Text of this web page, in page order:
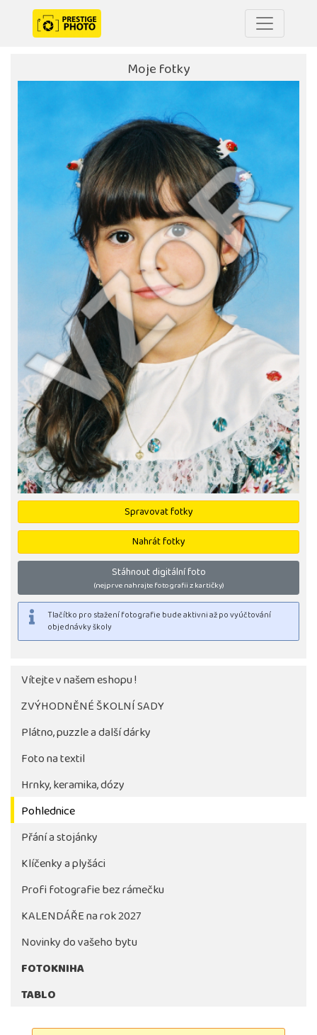
Moje fotky
Spravovat fotky
Nahrát fotky
Stáhnout digitální foto
(nejprve nahrajte fotografii z kartičky)
Tlačítko pro stažení fotografie bude aktivni až po
objednávky školy
Vítejte v našem eshopu !
ZVÝHODNĚNÉ ŠKOLNÍ SADY
Plátno, puzzle a další dárky
Foto na textil
Hrnky, keramika, dózy
Pohlednice
Přání a stojánky
Klíčenky a plyšáci
Profi fotografie bez rámečku
KALENDÁŘE na rok 2027
Novinky do vašeho bytu
FOTOKNIHA
TABLO